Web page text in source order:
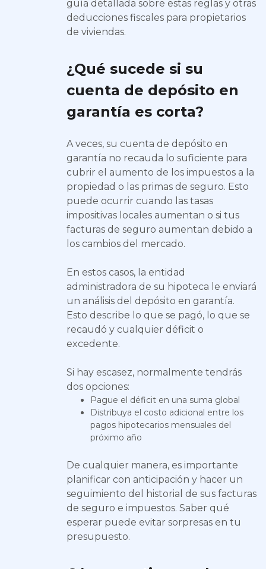
guía detallada sobre estas reglas y otras
deducciones fiscales para propietarios
de viviendas.
¿Qué sucede si su
cuenta de depósito en
garantía es corta?
A veces, su cuenta de depósito en
garantía no recauda lo suficiente para
cubrir el aumento de los impuestos a la
propiedad o las primas de seguro. Esto
puede ocurrir cuando las tasas
impositivas locales aumentan o si tus
facturas de seguro aumentan debido a
los cambios del mercado.
En estos casos, la entidad
administradora de su hipoteca le enviará
un análisis del depósito en garantía.
Esto describe lo que se pagó, lo que se
recaudó y cualquier déficit o
excedente.
Si hay escasez, normalmente tendrás
dos opciones:
Pague el déficit en una suma global
Distribuya el costo adicional entre los
pagos hipotecarios mensuales del
próximo año
De cualquier manera, es importante
planificar con anticipación y hacer un
seguimiento del historial de sus facturas
de seguro e impuestos. Saber qué
esperar puede evitar sorpresas en tu
presupuesto.